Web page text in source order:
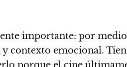
importante: por
contexto emocional.